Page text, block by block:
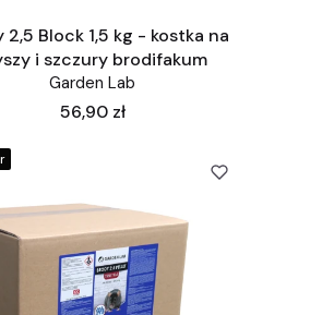
2,5 Block 1,5 kg - kostka na
i szczury brodifakum
Garden Lab
Cena
56,90 zł